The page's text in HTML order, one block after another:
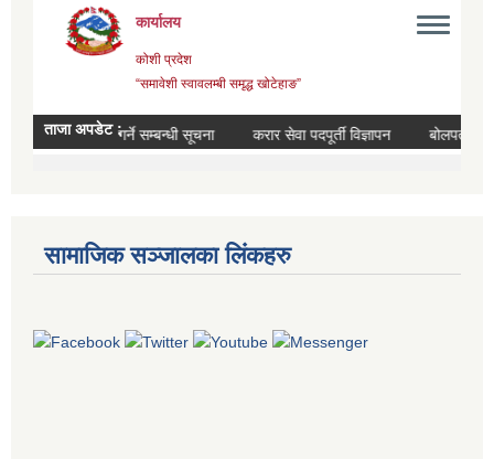
सामाजिक सञ्जालका लिंकहरु